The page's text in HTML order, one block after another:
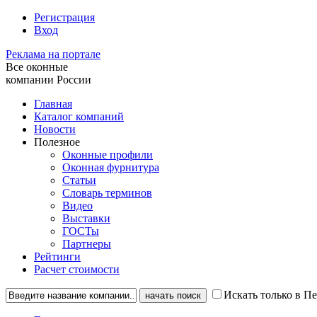
Регистрация
Вход
Реклама на портале
Все оконные
компании России
Главная
Каталог компаний
Новости
Полезное
Оконные профили
Оконная фурнитура
Статьи
Словарь терминов
Видео
Выставки
ГОСТы
Партнеры
Рейтинги
Расчет стоимости
Искать только в